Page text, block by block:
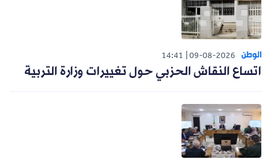
الوطن 09-08-2026
14:41
اتساع النقاش الحزبي حول تغييرات وزارة التربية